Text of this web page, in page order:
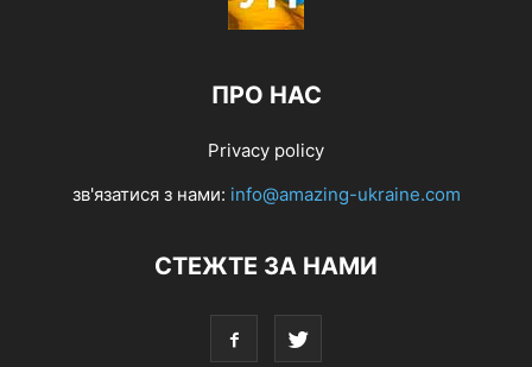
ПРО НАС
Privacy policy
зв'язатися з нами: info@amazing-ukraine.com
СТЕЖТЕ ЗА НАМИ